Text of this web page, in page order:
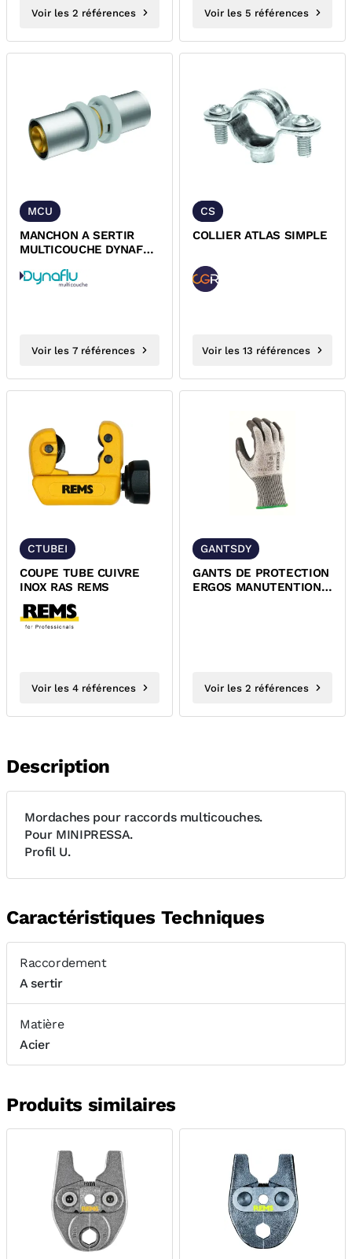
Voir les 2 références Voir les 5 références
MCU
MANCHON A SERTIR
MULTICOUCHE DYNAFLU
Voir les 7 références
CS
COLLIER ATLAS SIMPLE
Voir les 13 références
CTUBEI
COUPE TUBE CUIVRE
INOX RAS REMS
Voir les 4 références
GANTSDY
GANTS DE PROTECTION
ERGOS MANUTENTION
Voir les 2 références
Description
Mordaches pour raccords multicouches.
Pour MINIPRESSA.
Profil U.
Caractéristiques Techniques
Raccordement
A sertir
Matière
Acier
Produits similaires